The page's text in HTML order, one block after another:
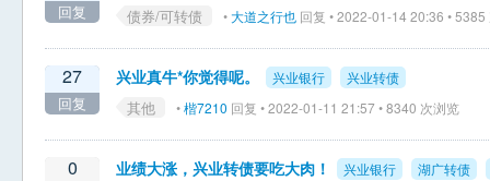
回复 债券/可转债 •大道之行也 回复 • 2022-01-14 20:36 • 5385
27
回复
兴业真牛*你觉得呢。 兴业银行 兴业转债
其他 •楷7210 回复 • 2022-01-11 21:57 • 8340 次浏览
0 业绩大涨，兴业转债要吃大肉！ 兴业银行 湖广转债